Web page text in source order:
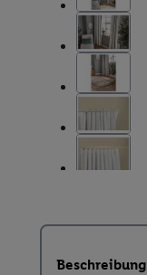
Beschreibung